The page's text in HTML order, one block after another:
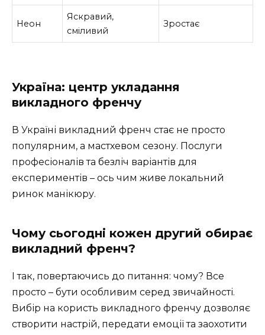
Неон
Яскравий,
сміливий
Зростає
Україна: центр укладання
викладного френчу
В Україні викладний френч стає не просто
популярним, а мастхевом сезону. Послуги
професіоналів та безліч варіантів для
експериментів – ось чим живе локальний
ринок манікюру.
Чому сьогодні кожен другий обирає
викладний френч?
І так, повертаючись до питання: чому? Все
просто – бути особливим серед звичайності.
Вибір на користь викладного френчу дозволяє
створити настрій, передати емоції та заохотити